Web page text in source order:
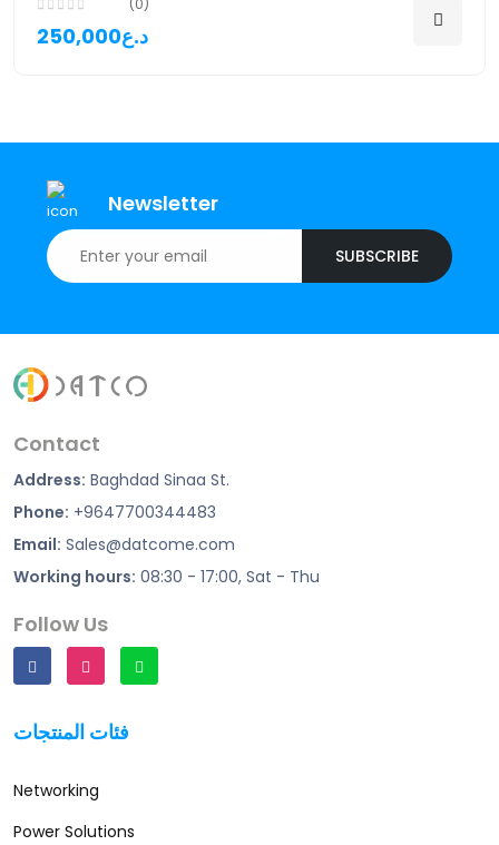
(0)
250,000د.ع
Newsletter
SUBSCRIBE
Contact
Address: Baghdad Sinaa St.
Phone: +9647700344483
Email: Sales@datcome.com
Working hours: 08:30 - 17:00, Sat - Thu
Follow Us
فئات المنتجات
Networking
Power Solutions